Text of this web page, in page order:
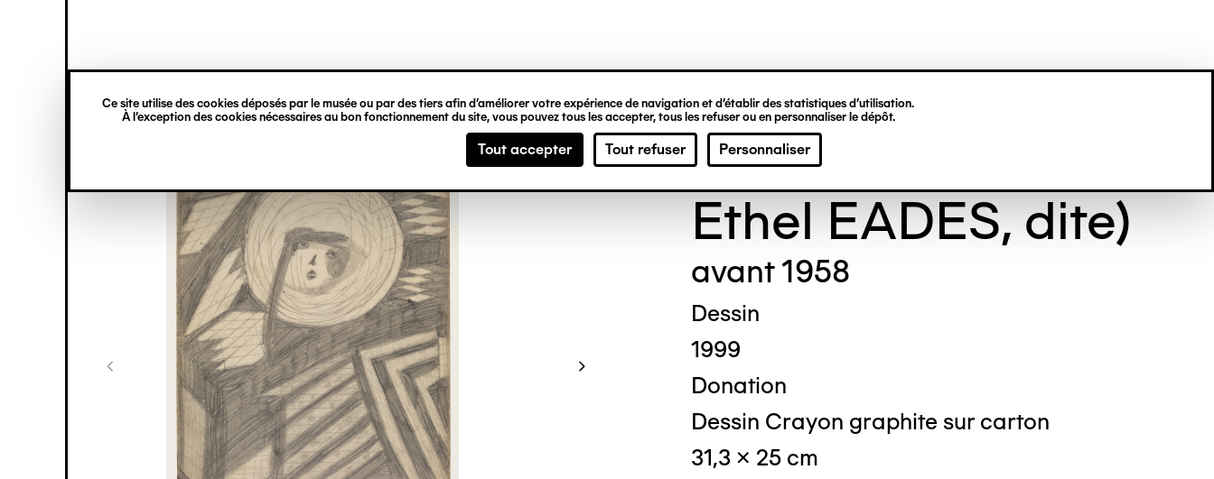
Ce site utilise des cookies déposés par le musée ou par des tiers afin d’améliorer votre expérience de navigation et d’établir des statistiques d’utilisation.
À l’exception des cookies nécessaires au bon fonctionnement du site, vous pouvez tous les accepter, tous les refuser ou en personnaliser le dépôt.
Tout accepter Tout refuser Personnaliser
principal
verticale
© Crédit photo : DUBART Cécile
Madge GILL (Maude
Ethel EADES, dite)
avant 1958
Dessin
1999
Donation
Dessin Crayon graphite sur carton
31,3 x 25 cm